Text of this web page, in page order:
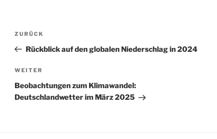
Beitragsnavigation
Vorheriger
Beitrag
ZURÜCK
Rückblick auf den globalen Niederschlag in 2024
Nächster
Beitrag
WEITER
Beobachtungen zum Klimawandel:
Deutschlandwetter im März 2025